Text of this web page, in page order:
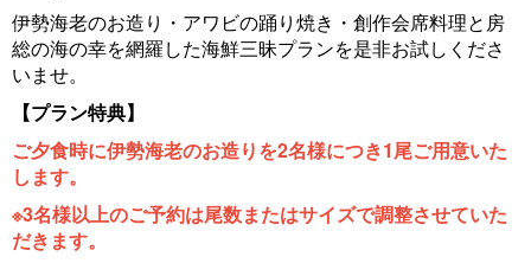
伊勢海老のお造り・アワビの踊り焼き・創作会席料理と房
総の海の幸を網羅した海鮮三昧プランを是非お試しくださ
いませ。
【プラン特典】
ご夕食時に伊勢海老のお造りを2名様につき1尾ご用意いた
します。
※3名様以上のご予約は尾数またはサイズで調整させていた
だきます。